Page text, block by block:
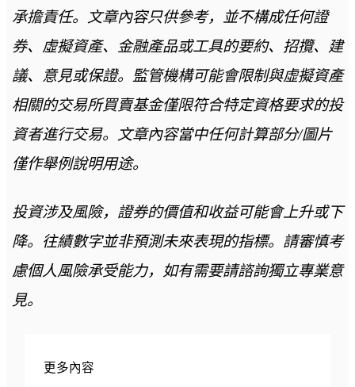
承擔責任。文章內容只供參考，並不構成任何證
券、虛擬資產、金融產品或工具的要約、招攬、建
議、意見或保證。監管機構可能會限制與虛擬資產
相關的交易所買賣基金僅限符合特定資格要求的投
資者進行交易。文章內容當中任何計算部分/圖片
僅作舉例說明用途。
投資涉及風險，證券的價值和收益可能會上升或下
降。往績數字並非預測未來表現的指標。請審慎考
慮個人風險承受能力，如有需要請諮詢獨立專業意
見。
更多內容